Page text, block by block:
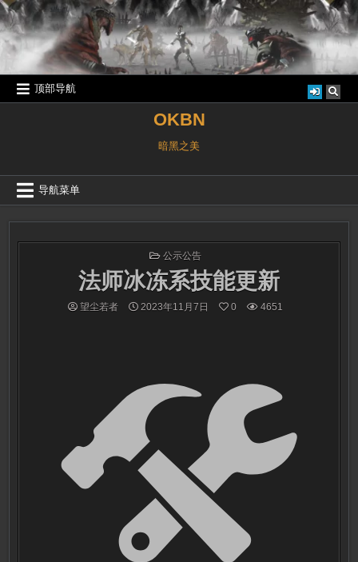
跳
至
顶部导航
OKBN
暗黑之美
导航菜单
发
于
公示公告
法师冰冻系技能更新
望尘若者 2023年11月7日 0 4651